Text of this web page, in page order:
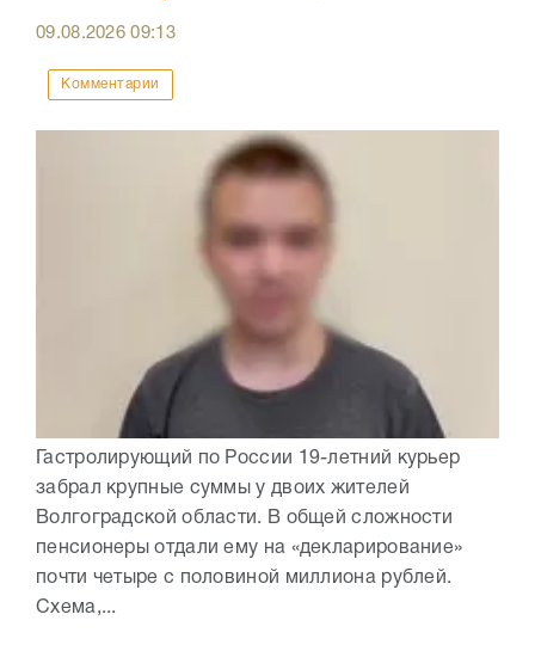
09.08.202609:13
Комментарии
Гастролирующий по России 19-летний курьер
забрал крупные суммы у двоих жителей
Волгоградской области. В общей сложности
пенсионеры отдали ему на «декларирование»
почти четыре с половиной миллиона рублей.
Схема,...